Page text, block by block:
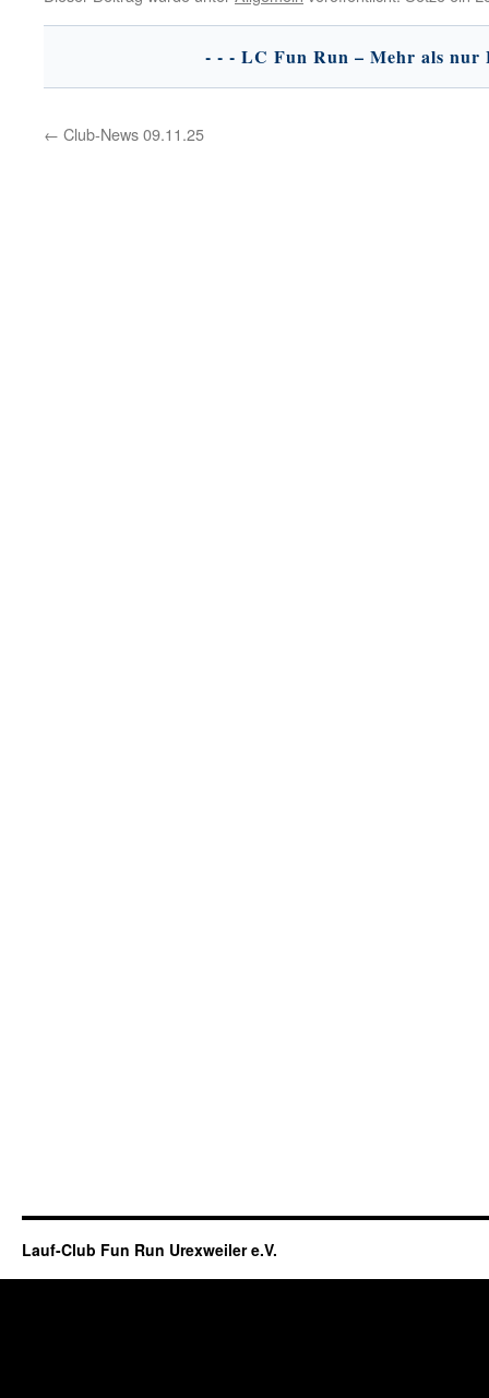
← Club-News 09.11.25
Lauf-Club Fun Run Urexweiler e.V.